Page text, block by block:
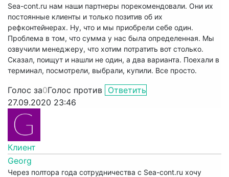
Sea-cont.ru нам наши партнеры порекомендовали. Они их
постоянные клиенты и только позитив об их
рефконтейнерах. Ну, что и мы приобрели себе один.
Проблема в том, что сумма у нас была определенная. Мы
озвучили менеджеру, что хотим потратить вот столько.
Сказал, поищут и нашли не один, а два варианта. Поехали в
терминал, посмотрели, выбрали, купили. Все просто.
Голос за0Голос против Ответить
27.09.2020 23:46
Клиент
Georg
Через полтора года сотрудничества с Sea-cont.ru хочу